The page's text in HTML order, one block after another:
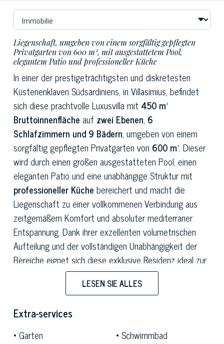
Liegenschaft, umgeben von einem sorgfältig gepflegten
Privatgarten von 600 m², mit ausgestattetem Pool,
elegantem Patio und professioneller Küche
In einer der prestigeträchtigsten und diskretesten
Küstenenklaven Südsardiniens, in Villasimius, befindet
sich diese prachtvolle Luxusvilla mit 450 m²
Bruttoinnenfläche auf zwei Ebenen, 6
Schlafzimmern und 9 Bädern, umgeben von einem
sorgfältig gepflegten Privatgarten von 600 m². Dieser
wird durch einen großen ausgestatteten Pool, einen
eleganten Patio und eine unabhängige Struktur mit
professioneller Küche bereichert und macht die
Liegenschaft zu einer vollkommenen Verbindung aus
zeitgemäßem Komfort und absoluter mediterraner
Entspannung. Dank ihrer exzellenten volumetrischen
Aufteilung und der vollständigen Unabhängigkeit der
Bereiche eignet sich diese exklusive Residenz ideal zur
Aufnahme einer großen Anzahl von Gästen und zeigt
eine ausgeprägte Kompatibilität mit der Entwicklung
grandiose private Repräsentanzresidenz von höchstem
Rang.
LESEN SIE ALLES
Extra-services
Garten Schwimmbad